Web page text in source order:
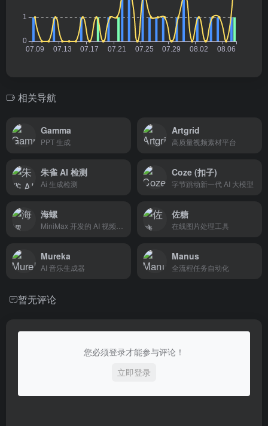
相关导航
Gamma
PPT 生成
Artgrid
高质量视频素材平台
朱雀 AI 检测
Ai 生成检测
Coze (扣子)
字节跳动新一代 AI 大模型
海螺 佐糖
在线图片处理工具
Mureka
AI 音乐生成器
Manus
全流程任务自动化
暂无评论
您必须登录才能参与评论！
立即登录